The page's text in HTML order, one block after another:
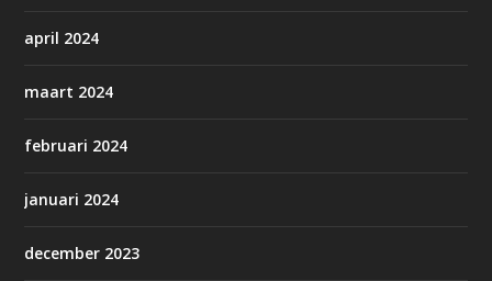
april 2024
maart 2024
februari 2024
januari 2024
december 2023